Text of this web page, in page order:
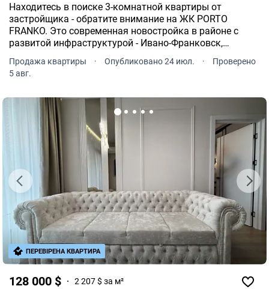
Находитесь в поиске 3-комнатной квартиры от
застройщика - обратите внимание на ЖК PORTO
FRANKO. Это современная новостройка в районе с
развитой инфраструктурой - Ивано-Франковск,
Продажа квартиры · Опубликовано 24 июл. ·
Проверено
5 авг.
128 000 $ 2 207 $ за м²
ПЕРЕВІРЕНА КВАРТИРА